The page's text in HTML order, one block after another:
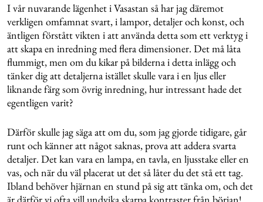
I vår nuvarande lägenhet i Vasastan så har jag däremot
verkligen omfamnat svart, i lampor, detaljer och konst, och
äntligen förstått vikten i att använda detta som ett verktyg i
att skapa en inredning med flera dimensioner. Det må låta
flummigt, men om du kikar på bilderna i detta inlägg och
tänker dig att detaljerna istället skulle vara i en ljus eller
liknande färg som övrig inredning, hur intressant hade det
egentligen varit?
Därför skulle jag säga att om du, som jag gjorde tidigare, går
runt och känner att något saknas, prova att addera svarta
detaljer. Det kan vara en lampa, en tavla, en ljusstake eller en
vas, och när du väl placerat ut det så låter du det stå ett tag.
Ibland behöver hjärnan en stund på sig att tänka om, och det